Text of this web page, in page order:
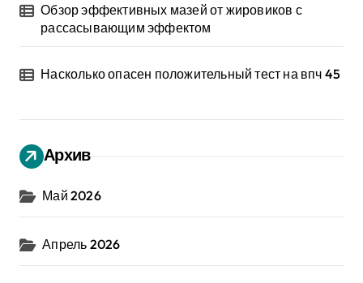
Обзор эффективных мазей от жировиков с
рассасывающим эффектом
Насколько опасен положительный тест на впч 45
Архив
Май 2026
Апрель 2026